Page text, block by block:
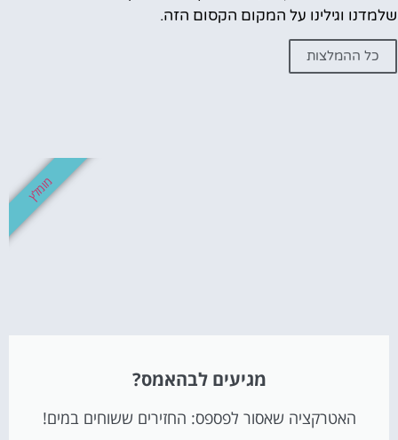
שלמדנו וגילינו על המקום הקסום הזה.
כל ההמלצות
מגיעים לבהאמס?
האטרקציה שאסור לפספס: החזירים ששוחים במים!
מומלץ